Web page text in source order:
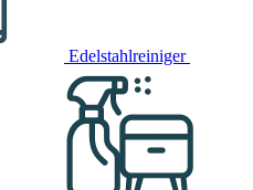
Edelstahlreiniger